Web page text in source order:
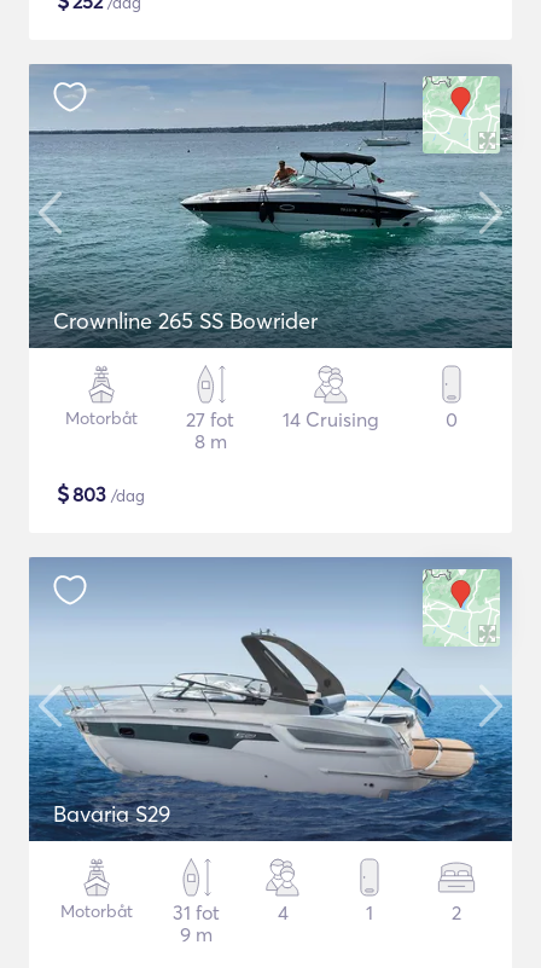
Crownline 265 SS Bowrider
Motorbåt
27 fot
8 m
14 Cruising 0
$803 /dag
Bavaria S29
Motorbåt
31 fot
9 m
4 1 2